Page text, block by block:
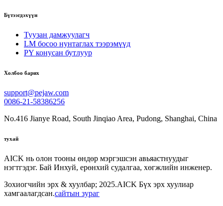
Бүтээгдэхүүн
Туузан дамжуулагч
LM босоо нунтаглах тээрэмүүд
PY конусан бутлуур
Холбоо барих
support@pejaw.com
0086-21-58386256
No.416 Jianye Road, South Jinqiao Area, Pudong, Shanghai, China
тухай
AICK нь олон тооны өндөр мэргэшсэн авьяастнуудыг
нэгтгэдэг. Бай Инхуй, ерөнхий судалгаа, хөгжлийн инженер.
Зохиогчийн эрх & хуулбар; 2025.AICK Бүх эрх хуулиар
хамгаалагдсан.сайтын зураг